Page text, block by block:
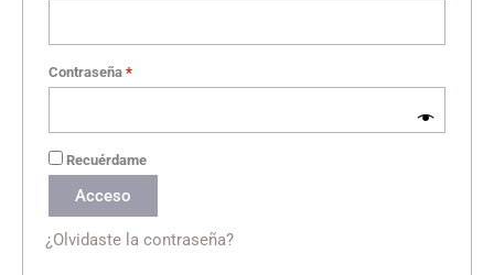
Contraseña *Obligatorio
Recuérdame
Acceso
¿Olvidaste la contraseña?